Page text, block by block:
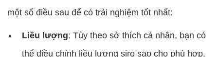
một số điều sau để có trải nghiệm tốt nhất:
Liều lượng: Tùy theo sở thích cá nhân, bạn có
thể điều chỉnh liều lượng siro sao cho phù hợp.